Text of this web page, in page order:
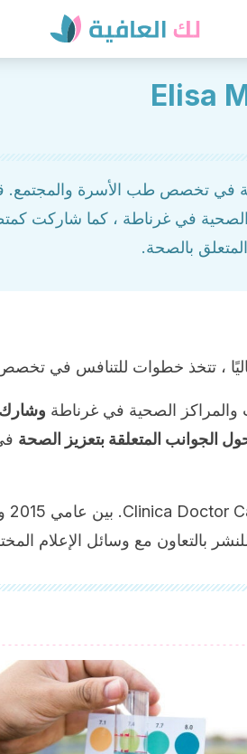
Elisa
في تخصص طب الأسرة والمجتمع.
في غرناطة ، كما شاركت
بالصحة.
الصحية في غرناطة وشارك
الجوانب المتعلقة بتعزيز الصحة
بالتعاون مع وسائل الإعلام